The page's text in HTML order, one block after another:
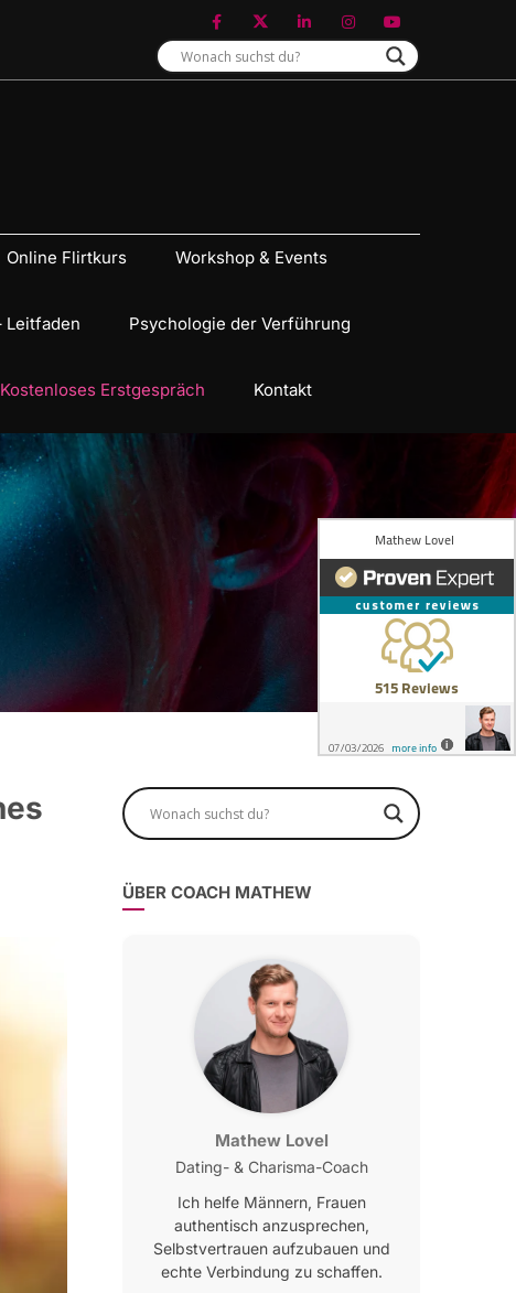
Online Flirtkurs Workshop & Events
Leitfaden Psychologie der Verführung
Kostenloses Erstgespräch Kontakt
ÜBER COACH MATHEW
Mathew Lovel
Dating- & Charisma-Coach
Ich helfe Männern, Frauen
authentisch anzusprechen,
Selbstvertrauen aufzubauen und
echte Verbindung zu schaffen.